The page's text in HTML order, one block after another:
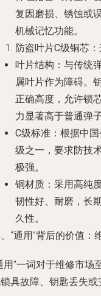
复因磨损、锈蚀或
机械记忆功能。
防盗叶片C级铜芯
叶片结构 ：与传统
属叶片作为障碍。
正确高度，允许锁
力显著高于普通弹子
C级标准 ：根据中
级之一，要求防技
极强。
铜材质 ：采用高纯
韧性好、耐磨，长
久性。
“通用”背后的价值：
用”一词对于维修市
具故障、钥匙丢失